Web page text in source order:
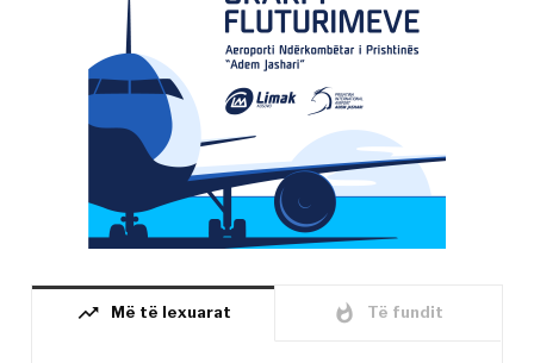
trending_up Më të lexuarat whatshot Të fundit